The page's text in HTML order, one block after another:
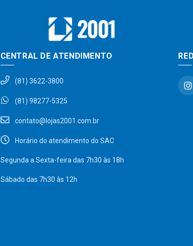
CENTRAL DE ATENDIMENTO
(81) 3622-3800
(81) 98277-5325
contato@lojas2001.com.br
Horário do atendimento do SAC
Segunda a Sexta-feira das 7h30 às 18h
Sábado das 7h30 às 12h